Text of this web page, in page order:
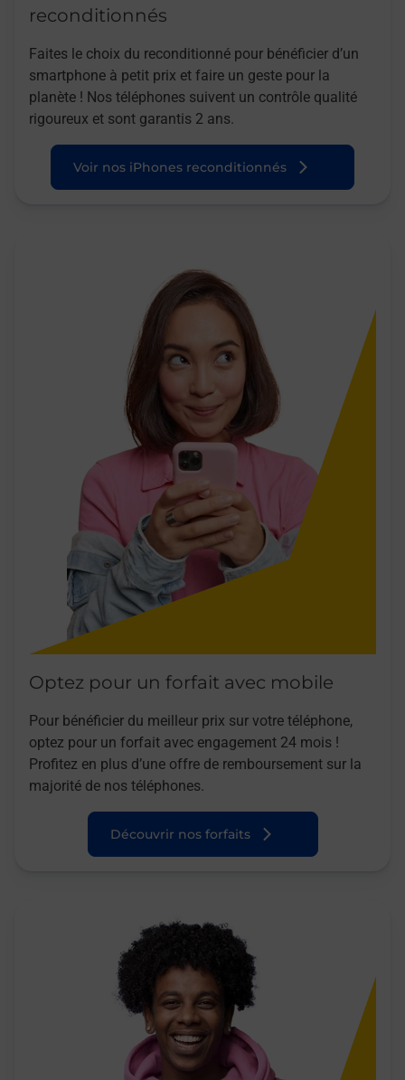
reconditionnés
Faites le choix du reconditionné pour bénéficier d’un
smartphone à petit prix et faire un geste pour la
planète ! Nos téléphones suivent un contrôle qualité
rigoureux et sont garantis 2 ans.
Voir nos iPhones reconditionnés
Optez pour un forfait avec mobile
Pour bénéficier du meilleur prix sur votre téléphone,
optez pour un forfait avec engagement 24 mois !
Profitez en plus d’une offre de remboursement sur la
majorité de nos téléphones.
Découvrir nos forfaits